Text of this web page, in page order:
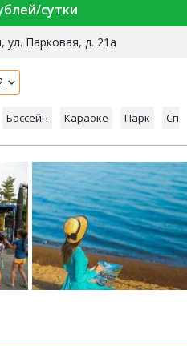
сутки
ул. Парковая, д. 21а
Бассейн Караоке Парк